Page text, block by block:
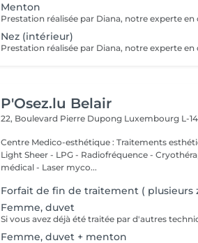
Menton
Nez (intérieur)
P'Osez.lu Belair
22, Boulevard Pierre Dupong Luxembourg L-
Centre Medico-esthétique : Traitements
Light Sheer - LPG - Radiofréquence - Cryothérapie -
médical - Laser myco...
Forfait de fin de traitement ( plusieurs
Femme, duvet
Femme, duvet + menton